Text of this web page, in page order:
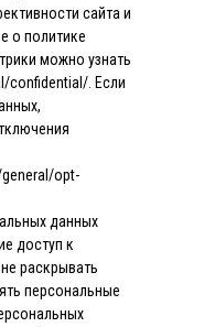
сайта и
о политике
можно узнать
confidential/. Если
opt-
данных
доступ к
раскрывать
персональные